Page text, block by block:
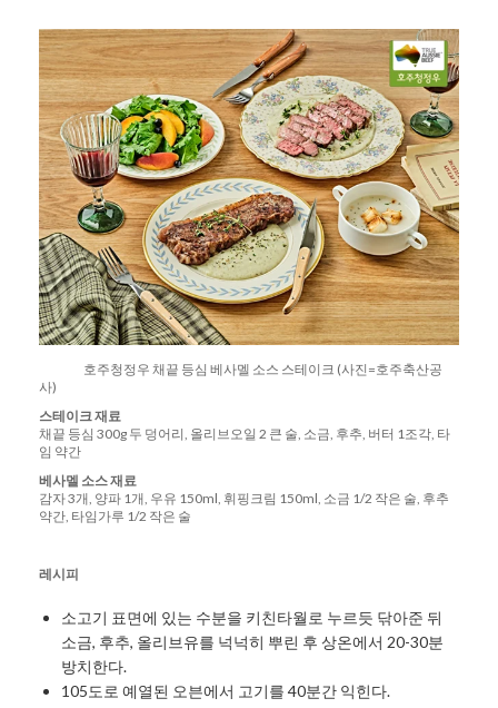
호주청정우 채끝 등심 베사멜 소스 스테이크 (사진=호주축산공
사)
스테이크 재료
채끝 등심 300g 두 덩어리, 올리브오일 2 큰 술, 소금, 후추, 버터 1조각, 타
임 약간
베사멜 소스재료
감자 3개, 양파 1개, 우유 150ml, 휘핑크림 150ml, 소금 1/2 작은 술, 후추
약간, 타임가루 1/2 작은 술
레시피
소고기 표면에 있는 수분을 키친타월로 누르듯 닦아준 뒤
소금, 후추, 올리브유를 넉넉히 뿌린 후 상온에서 20-30분
방치한다.
105도로 예열된 오븐에서 고기를 40분간 익힌다.